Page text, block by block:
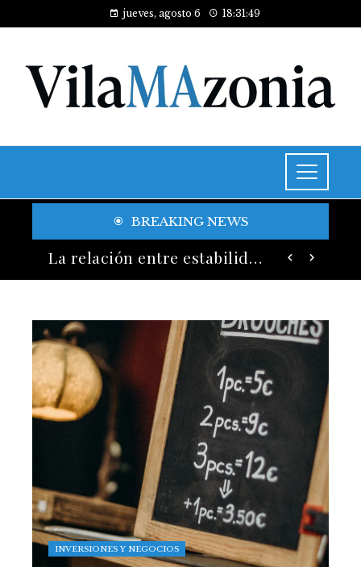
jueves, agosto 6 18:31:51
BREAKING NEWS
Indicadores clave y buenas prácticas en RSE para fomentar diversidad y compras responsables en Estados Unidos
INVERSIONES Y NEGOCIOS